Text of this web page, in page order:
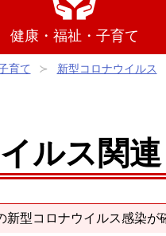
健康・福祉・子育て
育て 新型コロナウイルス
ルス関連
新型コロナウイルス感染が